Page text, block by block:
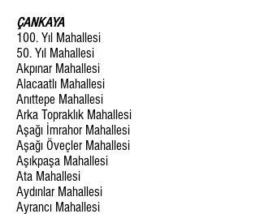
ÇANKAYA
100. Yıl Mahallesi
50. Yıl Mahallesi
Akpınar Mahallesi
Alacaatlı Mahallesi
Anıttepe Mahallesi
Arka Topraklık Mahallesi
Aşağı İmrahor Mahallesi
Aşağı Öveçler Mahallesi
Aşıkpaşa Mahallesi
Ata Mahallesi
Aydınlar Mahallesi
Ayrancı Mahallesi